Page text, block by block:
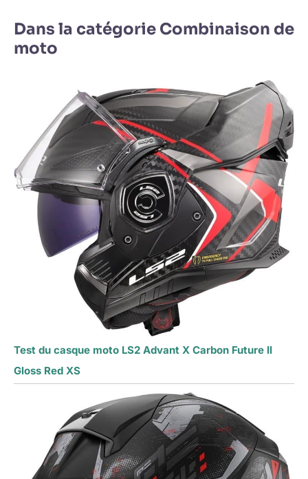
Dans la catégorie Combinaison de
moto
Test du casque moto LS2 Advant X Carbon Future II
Gloss Red XS